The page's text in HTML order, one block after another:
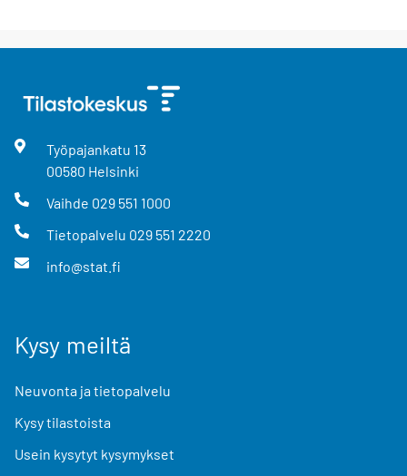
Työpajankatu 13
00580 Helsinki
Vaihde 029 551 1000
Tietopalvelu 029 551 2220
info@stat.fi
Kysy meiltä
Neuvonta ja tietopalvelu
Kysy tilastoista
Usein kysytyt kysymykset